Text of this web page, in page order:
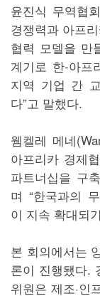
윤진식 무역협
경쟁력과 아프
협력 모델을 만
계기로 한-아프
지역 기업 간
다”고 말했다.
웸켈레 메네
아프리카 경제
파트너십을 구
며 “한국과의
이 지속 확대되
본 회의에서는
론이 진행됐다.
위원은 제조·인